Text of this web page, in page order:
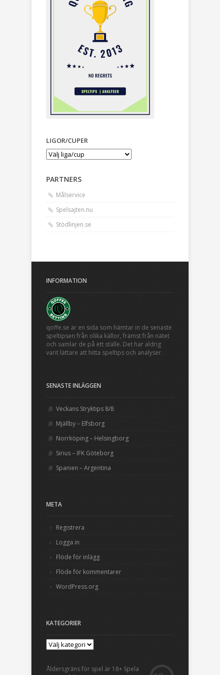
LIGOR/CUPER
PARTNERS
Målservice
Spelsajten.nu
Stödlinjen.se
INFORMATION
qoffe.se är en sida som hämtar in de senaste
speltipsen från olika källor, främst från nätet
och samlar de på ett ställe. Det har aldrig
varit lättare att hitta speltips och analyser.
SENASTE INLÄGGEN
Veckans Stryktips 8/8
Mjällby – Elfsborg
Norrköping – Helsingborg
Sirius – IFK Göteborg
Spanien – Argentina
META
Registrera
Logga in
Flöde för inlägg
Flöde för kommentarer
WordPress.org
KATEGORIER
Åldersgräns för spel är 18+ Spela